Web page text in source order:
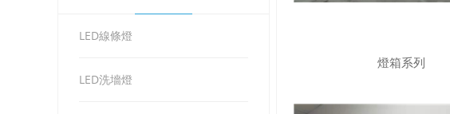
燈箱系列
LED線條燈
LED洗墻燈